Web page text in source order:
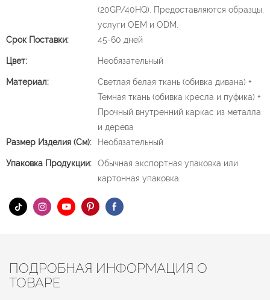
(20GP/40HQ). Предоставляются образцы,
услуги OEM и ODM.
Срок Поставки:
45-60 дней
Цвет: Необязательный
Материал:
Светлая белая ткань (обивка дивана) +
Темная ткань (обивка кресла и пуфика) +
Прочный внутренний каркас из металла
и дерева
Размер Изделия (см):
Необязательный
Упаковка Продукции:
Обычная экспортная упаковка или
картонная упаковка.
ПОДРОБНАЯ ИНФОРМАЦИЯ О
ТОВАРЕ